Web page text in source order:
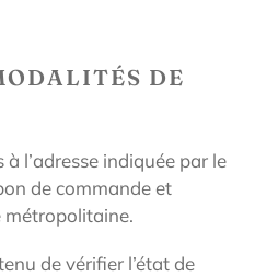
DE
l’adresse indiquée par le
de commande et
métropolitaine.
de vérifier l’état de